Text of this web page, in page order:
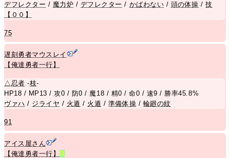
デフレクター / 魔力炉 / デフレクター / かばわない / 頭の体操 /技
【００】
75
遅刻勇者マウスレイ
【俺達勇者一行】
△ 忍者 -枝-
HP18 / MP13 / 攻0 / 防0 / 魔18 / 精0 / 命0 / 速9 / 勝率45.8%
ヴァハ / ジライヤ / 火遁 / 火遁 / 準備体操 / 輪廻の紋
91
アイス屋さん
【俺達勇者一行】 R